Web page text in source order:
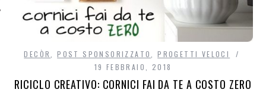
DECÒR ,POST SPONSORIZZATO ,PROGETTI VELOCI
19 FEBBRAIO, 2018
RICICLO CREATIVO: CORNICI FAI DA TE A COSTO ZERO